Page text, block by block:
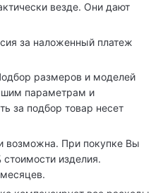
везде. Они дают
за наложенный платеж
размеров и моделей
параметрам и
за подбор товар несет
возможна. При покупке Вы
стоимости изделия.